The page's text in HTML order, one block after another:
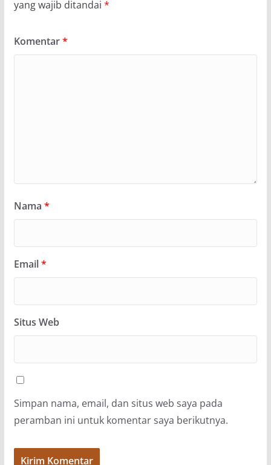
yang wajib ditandai *
Komentar*
Nama *
Email*
Situs Web
Simpan nama, email, dan situs web saya pada
peramban ini untuk komentar saya berikutnya.